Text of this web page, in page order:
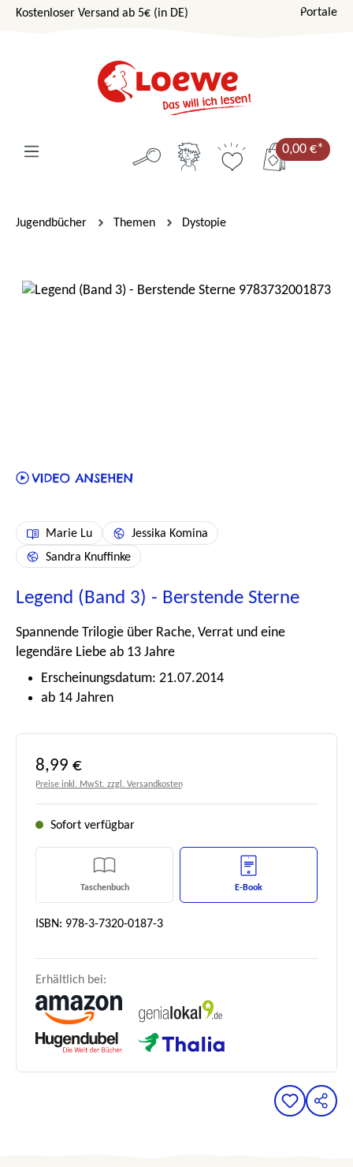
Zum Hauptinhalt springen
Kostenloser Versand ab 5€ (in DE) Portale
0,00 €*
Jugendbücher Themen Dystopie
Bildergalerie überspringen
Marie Lu
Jessika Komina
Sandra Knuffinke
Legend (Band 3) - Berstende Sterne
Spannende Trilogie über Rache, Verrat und eine
legendäre Liebe ab 13 Jahre
Erscheinungsdatum: 21.07.2014
ab 14 Jahren
Regulärer Preis:
8,99 €
Preise inkl. MwSt. zzgl. Versandkosten
Sofort verfügbar
Taschenbuch E-Book
ISBN: 978-3-7320-0187-3
Erhältlich bei: